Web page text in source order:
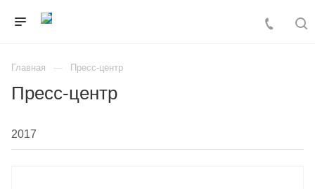
Главная Пресс-центр
Пресс-центр